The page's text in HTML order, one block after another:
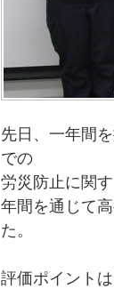
先日、一年間
での
労災防止に関
年間を通じて
た。
評価ポイントは